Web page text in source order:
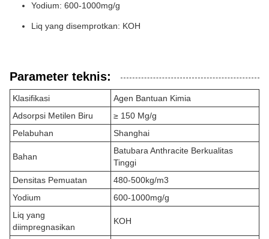
Yodium: 600-1000mg/g
Liq yang disemprotkan: KOH
Parameter teknis:
Klasifikasi
Agen Bantuan Kimia
Adsorpsi Metilen Biru
≥ 150 Mg/g
Pelabuhan
Shanghai
Bahan
Batubara Anthracite Berkualitas
Tinggi
Densitas Pemuatan
480-500kg/m3
Yodium
600-1000mg/g
Liq yang
diimpregnasikan
KOH